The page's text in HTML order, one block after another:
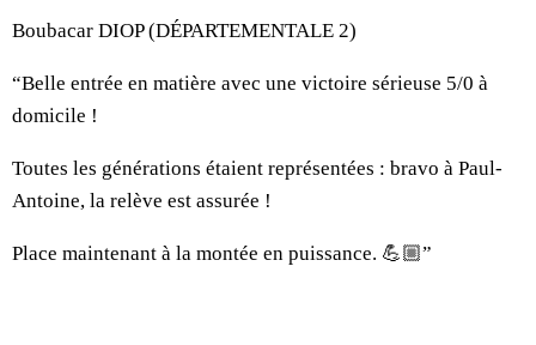
Boubacar DIOP (DÉPARTEMENTALE 2)
“Belle entrée en matière avec une victoire sérieuse 5/0 à
domicile !
Toutes les générations étaient représentées : bravo à Paul-
Antoine, la relève est assurée !
Place maintenant à la montée en puissance. 💪🏼”